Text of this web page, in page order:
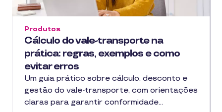
Cálculo do vale-transporte na
prática: regras, exemplos e como
evitar erros
Produtos
Um guia prático sobre cálculo, desconto e
gestão do vale-transporte, com orientações
claras para garantir conformidade…